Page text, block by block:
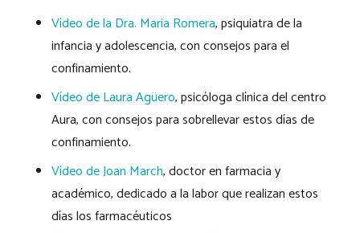
Vídeo de la Dra. Maria Romera, psiquiatra de la
infancia y adolescencia, con consejos para el
confinamiento.
Vídeo de Laura Agüero, psicóloga clínica del centro
Aura, con consejos para sobrellevar estos días de
confinamiento.
Vídeo de Joan March, doctor en farmacia y
académico, dedicado a la labor que realizan estos
días los farmacéuticos